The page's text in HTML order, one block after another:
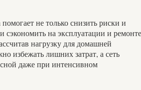
не только снизить риски и
сэкономить на эксплуатации и ремонте
нагрузку для домашней
избежать лишних затрат, а сеть
даже при интенсивном